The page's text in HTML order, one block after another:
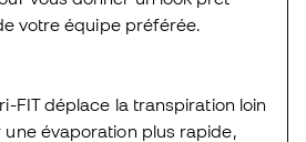
votre équipe préférée.
FIT déplace la transpiration loin
évaporation plus rapide,